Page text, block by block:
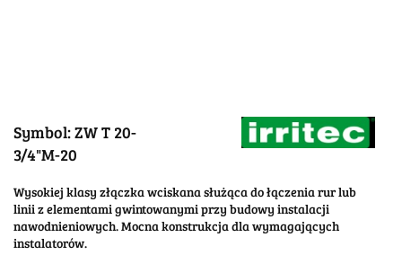
Symbol:ZW T 20-
3/4"M-20
Wysokiej klasy złączka wciskana służąca do łączenia rur lub
linii z elementami gwintowanymi przy budowy instalacji
nawodnieniowych. Mocna konstrukcja dla wymagających
instalatorów.